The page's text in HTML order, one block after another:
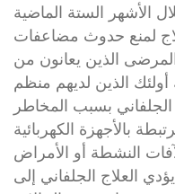
الأشهر الستة الماضية
الذين يعانون من
الذين لديهم منظم
بسبب المخاطر
النشطة أو الأمراض
العلاج الجلفاني إلى